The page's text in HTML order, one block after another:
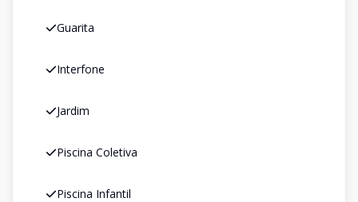
Guarita
Interfone
Jardim
Piscina Coletiva
Piscina Infantil